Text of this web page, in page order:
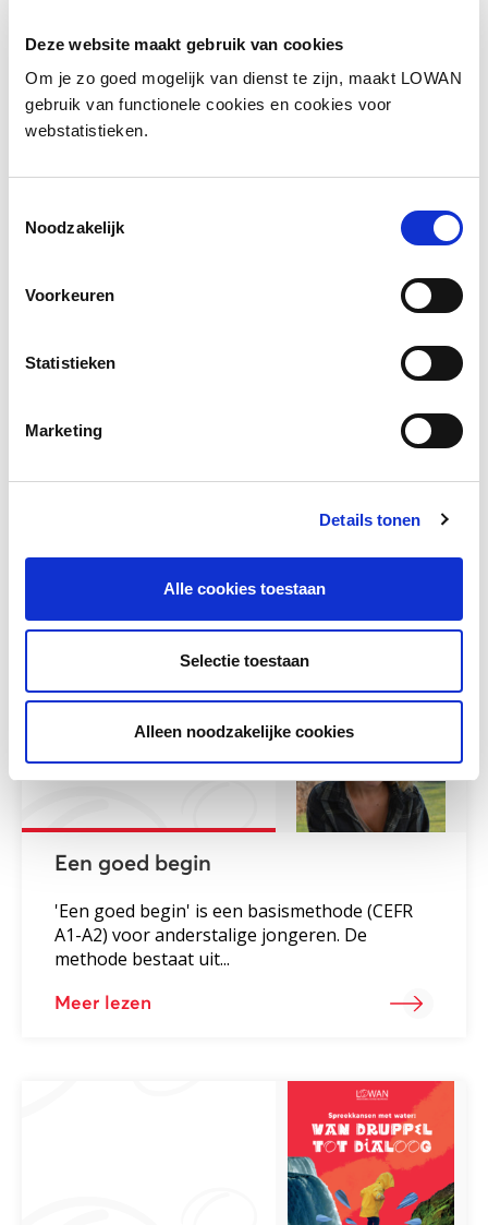
Deze website maakt gebruik van cookies
Om je zo goed mogelijk van dienst te zijn, maakt LOWAN
gebruik van functionele cookies en cookies voor
webstatistieken.
Noodzakelijk
Voorkeuren
Statistieken
Marketing
Details tonen
Alle cookies toestaan
Selectie toestaan
Alleen noodzakelijke cookies
Dirkje van den Nulft met
leerkrachten uit het nieuwkomersonderwijs
Uitgever: Rezulto
Jaar van uitgave: 2019
Deel deze pagina
Andere bezoekers bekeken ook
Gerelateerd lesmateriaal
Een goed begin
'Een goed begin' is een basismethode (CEFR
A1-A2) voor anderstalige jongeren. De
methode bestaat uit...
Meer lezen